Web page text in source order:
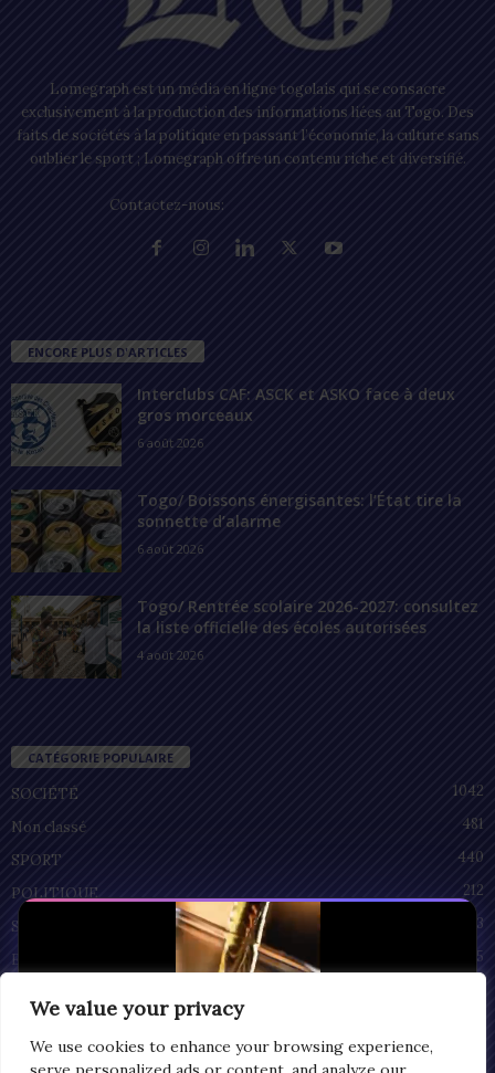
We value your privacy
We use cookies to enhance your browsing experience,
Lomegraph est un média en ligne togolais qui se consacre
exclusivement à la production des informations liées au Togo. Des
faits de sociétés à la politique en passant l’économie, la culture sans
oublier le sport ; Lomegraph offre un contenu riche et diversifié.
Contactez-nous:
ENCORE PLUS D'ARTICLES
Interclubs CAF: ASCK et ASKO face à deux
gros morceaux
6 août 2026
Togo/ Boissons énergisantes: l’État tire la
sonnette d’alarme
6 août 2026
Togo/ Rentrée scolaire 2026-2027: consultez
la liste officielle des écoles autorisées
4 août 2026
CATÉGORIE POPULAIRE
SOCIÉTÉ
1042
Non classé
481
SPORT
440
POLITIQUE
212
SANTÉ
93
ECONOMIE
55